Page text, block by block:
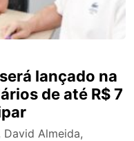
lançado na
de até R$ 7
Almeida,